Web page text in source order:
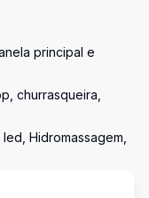
principal e
churrasqueira,
Hidromassagem,